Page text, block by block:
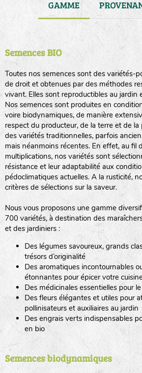
GAMME
Semences BIO
Toutes nos semences sont des variétés-
de droit et obtenues par des méthodes
vivant. Elles sont reproductibles au jardin
Nos semences sont produites en
voire biodynamiques, de manière
respect du producteur, de la terre et de la
des variétés traditionnelles, parfois
mais néanmoins récentes. En effet, au fil
multiplications, nos variétés sont
résistance et leur adaptabilité aux
pédoclimatiques actuelles. A la rusticité,
critères de sélections sur la saveur.
Nous vous proposons une gamme
700 variétés, à destination des
et des jardiniers :
Des légumes savoureux, grands
trésors d’originalité
Des aromatiques incontournables
étonnantes pour épicer votre
Des médicinales essentielles pour
Des fleurs élégantes et utiles pour
pollinisateurs et auxiliaires au jardin
Des engrais verts indispensables
en bio
Semences biodynamiques
haies
zone sauvage
tas de compost
fleurs
animaux domestiques
animaux sauvages